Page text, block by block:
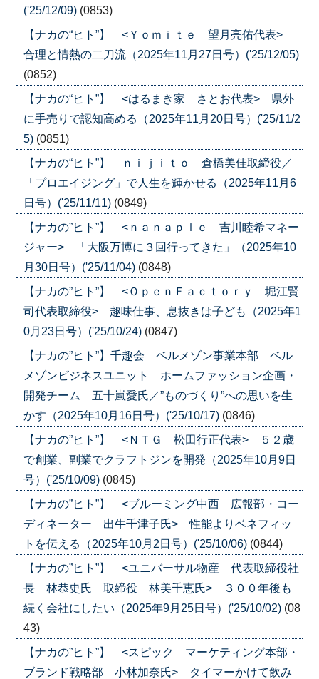
('25/12/09) (0853)
【ナカの“ヒト”】 <Ｙｏｍｉｔｅ 望月亮佑代表>
合理と情熱の二刀流（2025年11月27日号）('25/12/05)
(0852)
【ナカの“ヒト”】 <はるまき家 さとお代表> 県外
に手売りで認知高める（2025年11月20日号）('25/11/2
5) (0851)
【ナカの“ヒト”】 ｎｉｊｉｔｏ 倉橋美佳取締役／
「プロエイジング」で人生を輝かせる（2025年11月6
日号）('25/11/11) (0849)
【ナカの”ヒト”】 <ｎａｎａｐｌｅ 吉川睦希マネー
ジャー> 「大阪万博に３回行ってきた」（2025年10
月30日号）('25/11/04) (0848)
【ナカの”ヒト”】 <ＯｐｅｎＦａｃｔｏｒｙ 堀江賢
司代表取締役> 趣味仕事、息抜きは子ども（2025年1
0月23日号）('25/10/24) (0847)
【ナカの”ヒト”】千趣会 ベルメゾン事業本部 ベル
メゾンビジネスユニット ホームファッション企画・
開発チーム 五十嵐愛氏／”ものづくり”への思いを生
かす（2025年10月16日号）('25/10/17) (0846)
【ナカの”ヒト”】 <ＮＴＧ 松田行正代表> ５２歳
で創業、副業でクラフトジンを開発（2025年10月9日
号）('25/10/09) (0845)
【ナカの”ヒト”】 <ブルーミング中西 広報部・コー
ディネーター 出牛千津子氏> 性能よりベネフィッ
トを伝える（2025年10月2日号）('25/10/06) (0844)
【ナカの”ヒト”】 <ユニバーサル物産 代表取締役社
長 林恭史氏 取締役 林美千恵氏> ３００年後も
続く会社にしたい（2025年9月25日号）('25/10/02) (08
43)
【ナカの”ヒト”】 <スピック マーケティング本部・
ブランド戦略部 小林加奈氏> タイマーかけて飲み